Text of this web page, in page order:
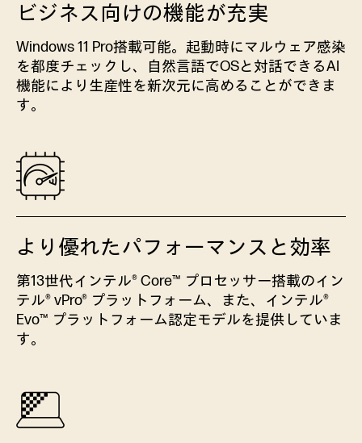
ビジネス向けの機能が充実
Windows 11 Pro搭載可能。起動時にマルウェア感染
を都度チェックし、自然言語でOSと対話できるAI
機能により生産性を新次元に高めることができま
す。
より優れたパフォーマンスと効率
第13世代インテル® Core™ プロセッサー搭載のイン
テル® vPro® プラットフォーム、また、インテル®
Evo™ プラットフォーム認定モデルを提供していま
す。